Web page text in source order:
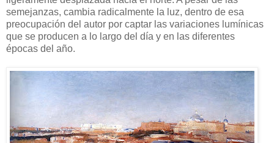
semejanzas, cambia radicalmente la luz, dentro de esa
preocupación del autor por captar las variaciones lumínicas
que se producen a lo largo del día y en las diferentes
épocas del año.